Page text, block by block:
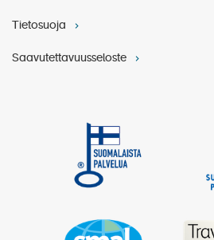
Tietosuoja
Saavutettavuusseloste